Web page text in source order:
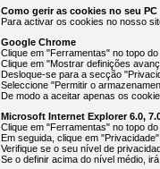
Como gerir as cookies no seu PC
Para activar os cookies no nosso
Google Chrome
Clique em "Ferramentas" no topo
Clique em "Mostrar definições
Desloque-se para a secção
Seleccione "Permitir o
De modo a aceitar apenas os
Microsoft Internet Explorer 6.0,
Clique em "Ferramentas" no topo
Em seguida, clique em
Verifique se o seu nível de
Se o definir acima do nível médio,